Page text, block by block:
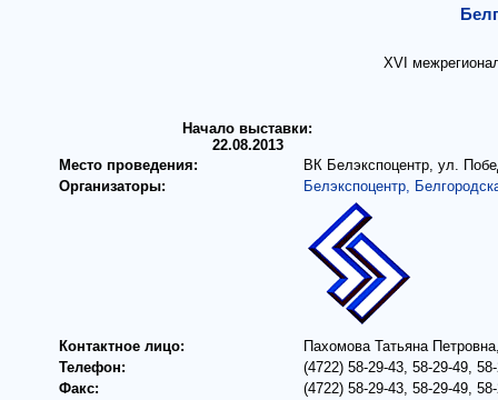
XVI
Начало выставки:
22.08.2013
Место проведения:
ВК Белэкспоцентр, ул.
Организаторы:
Белэкспоцентр,
Контактное лицо:
Пахомова Татьяна
Телефон:
(4722) 58-29-43, 58-29-49,
Факс:
(4722) 58-29-43, 58-29-49,